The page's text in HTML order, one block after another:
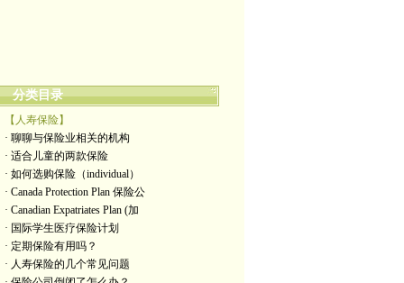
分类目录
【人寿保险】
· 聊聊与保险业相关的机构
· 适合儿童的两款保险
· 如何选购保险（individual）
· Canada Protection Plan 保险公
· Canadian Expatriates Plan (加
· 国际学生医疗保险计划
· 定期保险有用吗？
· 人寿保险的几个常见问题